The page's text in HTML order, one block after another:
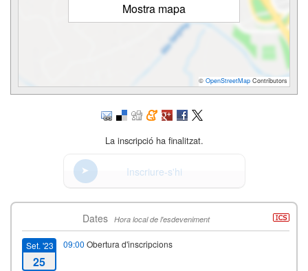
Mostra mapa
© OpenStreetMap Contributors
La inscripció ha finalitzat.
Inscriure-s'hi
Dates Hora local de l'esdeveniment
Set. '23
25
09:00 Obertura d'inscripcions